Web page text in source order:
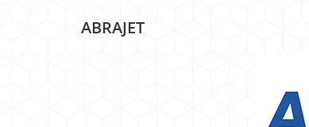
ABRAJET